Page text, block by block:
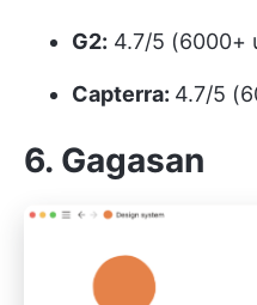
G2: 4.7/5 (6000+
Capterra: 4.7/5
6. Gagasan